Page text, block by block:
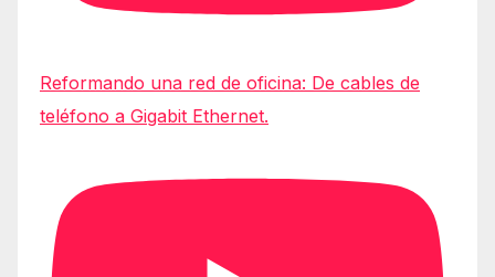
Reformando una red de oficina: De cables de
teléfono a Gigabit Ethernet.